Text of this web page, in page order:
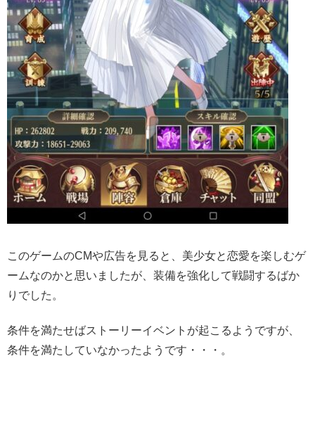
このゲームのCMや広告を見ると、美少女と恋愛を楽しむゲ
ームなのかと思いましたが、装備を強化して戦闘するばか
りでした。
条件を満たせばストーリーイベントが起こるようですが、
条件を満たしていなかったようです・・・。